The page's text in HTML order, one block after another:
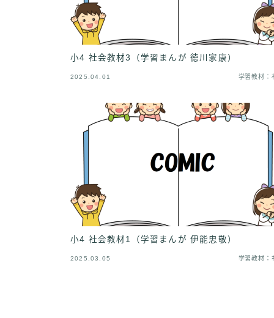
小4 社会教材3（学習まんが 徳川家康）
2025.04.01 学習教材：
小4 社会教材1（学習まんが 伊能忠敬）
2025.03.05 学習教材：